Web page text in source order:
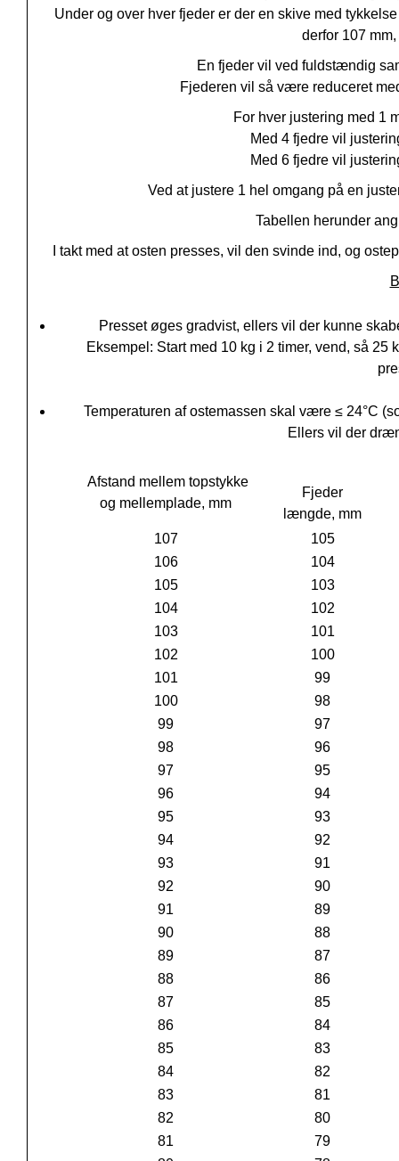
Under og over hver fjeder er der en skive med
derfor 107
En fjeder vil ved fuldstændig
Fjederen vil så være reduceret
For hver justering med 1
Med 4 fjedre vil
Med 6 fjedre vil
Ved at justere 1 hel omgang på en
Tabellen herunder
I takt med at osten presses, vil den svinde ind, og
Presset øges gradvist, ellers vil der kunne
Eksempel: Start med 10 kg i 2 timer, vend, så 25
Temperaturen af ostemassen skal være ≤ 24°C
Ellers vil der
Afstand mellem topstykke
og mellemplade, mm
Fjeder
længde, mm
107
105
106
104
105
103
104
102
103
101
102
100
101
99
100
98
99
97
98
96
97
95
96
94
95
93
94
92
93
91
92
90
91
89
90
88
89
87
88
86
87
85
86
84
85
83
84
82
83
81
82
80
81
79